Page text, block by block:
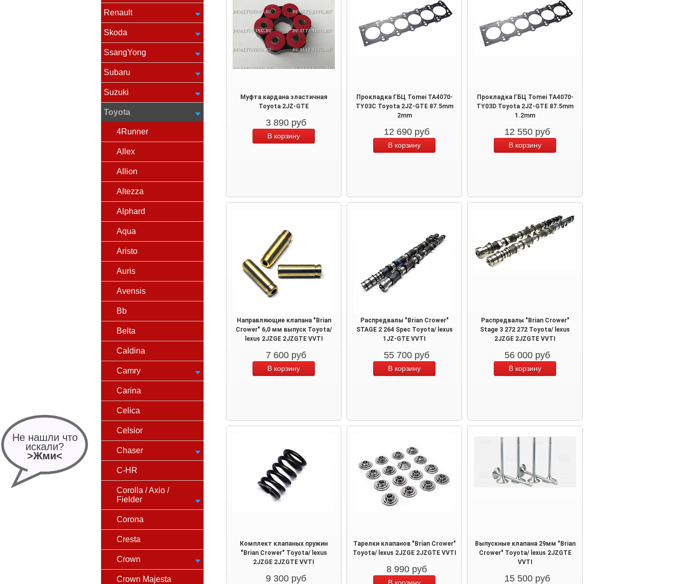
Не нашли что
искали?
>Жми<
Renault
Skoda
SsangYong
Subaru
Suzuki
Toyota
4Runner
Allex
Allion
Altezza
Alphard
Aqua
Aristo
Auris
Avensis
Bb
Belta
Caldina
Camry
Carina
Celica
Celsior
Chaser
C-HR
Corolla / Axio /
Fielder
Corona
Cresta
Crown
Crown Majesta
Муфта кардана эластичная
Toyota 2JZ-GTE
3 890 руб
Прокладка ГБЦ Tomei TA4070-
TY03C Toyota 2JZ-GTE 87.5mm
2mm
12 690 руб
Прокладка ГБЦ Tomei TA4070-
TY03D Toyota 2JZ-GTE 87.5mm
1.2mm
12 550 руб
Направляющие клапана "Brian
Crower" 6,0 мм выпуск Toyota/
lexus 2JZGE 2JZGTE VVTI
7 600 руб
Распредвалы "Brian Crower"
STAGE 2 264 Spec Toyota/ lexus
1JZ-GTE VVTI
55 700 руб
Распредвалы "Brian Crower"
Stage 3 272 272 Toyota/ lexus
2JZGE 2JZGTE VVTI
56 000 руб
Комплект клапаных пружин
"Brian Crower" Toyota/ lexus
2JZGE 2JZGTE VVTI
9 300 руб
Тарелки клапанов "Brian Crower"
Toyota/ lexus 2JZGE 2JZGTE VVTI
8 990 руб
Выпускные клапана 29мм "Brian
Crower" Toyota/ lexus 2JZGTE
VVTI
15 500 руб